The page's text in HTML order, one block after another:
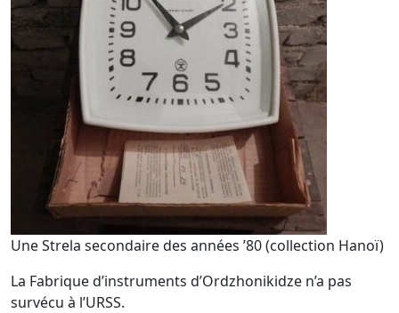
Une Strela secondaire des années ’80 (collection Hanoï)
La Fabrique d’instruments d’Ordzhonikidze n’a pas
survécu à l’URSS.